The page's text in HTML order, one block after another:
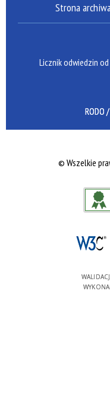
Strona
Licznik odwiedzin
RODO
© Wszelkie